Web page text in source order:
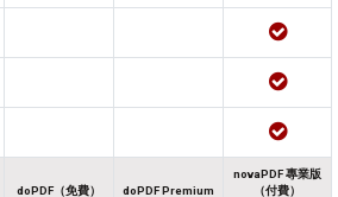
doPDF（免費） doPDF Premium
novaPDF 專業版
（付費）